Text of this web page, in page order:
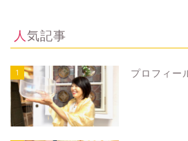
人気記事
1 プロフィー